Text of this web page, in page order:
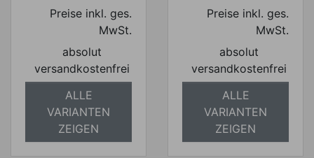
Preise inkl. ges.
MwSt.
absolut
versandkostenfrei
ALLE
VARIANTEN
ZEIGEN
Preise inkl. ges.
MwSt.
absolut
versandkostenfrei
ALLE
VARIANTEN
ZEIGEN